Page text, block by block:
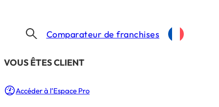
​VOUS ÊTES CLIENT
Accéder à l’Espace Pro
Comparateur de franchises